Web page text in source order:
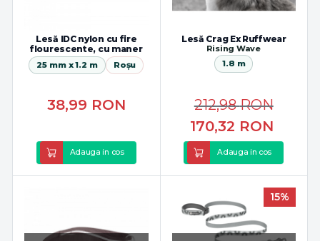
Lesă IDC nylon cu fire
flourescente, cu maner
25 mm x 1.2 m Roșu
38,99 RON
Adauga in cos
Lesă Crag Ex Ruffwear
Rising Wave
1.8 m
170,32 RON
212,98RON
Adauga in cos
15%